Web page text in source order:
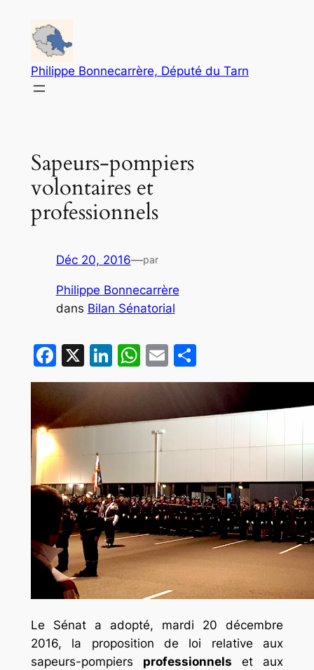
contenu
Philippe Bonnecarrère, Député du Tarn
Sapeurs-pompiers
volontaires et
professionnels
Déc 20, 2016—par
Philippe Bonnecarrère
dans Bilan Sénatorial
Facebook
X LinkedIn
WhatsApp
EmailPartager
Le Sénat a adopté, mardi 20 décembre
2016, la proposition de loi relative aux
sapeurs-pompiers professionnels et aux